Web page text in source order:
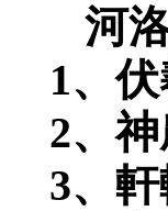
河
1、
2、
3、